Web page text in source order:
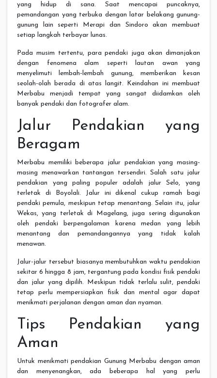
yang hidup di sana. Saat mencapai puncaknya,
pemandangan yang terbuka dengan latar belakang gunung-
gunung lain seperti Merapi dan Sindoro akan membuat
setiap langkah terbayar lunas.
Pada musim tertentu, para pendaki juga akan dimanjakan
dengan fenomena alam seperti lautan awan yang
menyelimuti lembah-lembah gunung, memberikan kesan
seolah-olah berada di atas langit. Keindahan ini membuat
Merbabu menjadi tempat yang sangat diidamkan oleh
banyak pendaki dan fotografer alam.
Jalur Pendakian yang
Beragam
Merbabu memiliki beberapa jalur pendakian yang masing-
masing menawarkan tantangan tersendiri. Salah satu jalur
pendakian yang paling populer adalah jalur Selo, yang
terletak di Boyolali. Jalur ini dikenal cukup ramah bagi
pendaki pemula, meskipun tetap menantang. Selain itu, jalur
Wekas, yang terletak di Magelang, juga sering digunakan
oleh pendaki berpengalaman karena medan yang lebih
menantang dan pemandangannya yang tidak kalah
menawan.
Jalur-jalur tersebut biasanya membutuhkan waktu pendakian
sekitar 6 hingga 8 jam, tergantung pada kondisi fisik pendaki
dan jalur yang dipilih. Meskipun tidak terlalu sulit, pendaki
tetap perlu mempersiapkan fisik dan mental agar dapat
menikmati perjalanan dengan aman dan nyaman.
Tips Pendakian yang
Aman
Untuk menikmati pendakian Gunung Merbabu dengan aman
dan menyenangkan, ada beberapa hal yang perlu